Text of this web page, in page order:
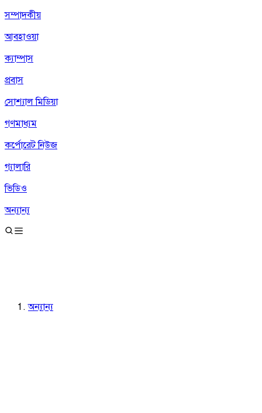
সম্পাদকীয়
আবহাওয়া
ক্যাম্পাস
প্রবাস
সোশ্যাল মিডিয়া
গণমাধ্যম
কর্পোরেট নিউজ
গ্যালারি
ভিডিও
অন্যান্য
অন্যান্য